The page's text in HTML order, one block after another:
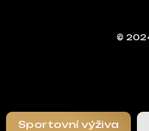
©
Sportovní výživa